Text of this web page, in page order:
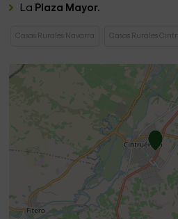
La Plaza Mayor.
Casas Rurales Navarra Casas Rurales